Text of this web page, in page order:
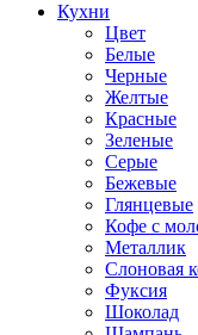
Кухни
Цвет
Белые
Черные
Желтые
Красные
Зеленые
Серые
Бежевые
Глянцевые
Кофе с
Металлик
Слоновая
Фуксия
Шоколад